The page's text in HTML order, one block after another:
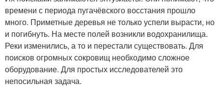
времени с периода пугачёвского восстания прошло
много. Приметные деревья не только успели вырасти, но
и погибнуть. На месте полей возникли водохранилища.
Реки изменились, а то и перестали существовать. Для
поисков огромных сокровищ необходимо сложное
оборудование. Для простых исследователей это
непосильная задача.